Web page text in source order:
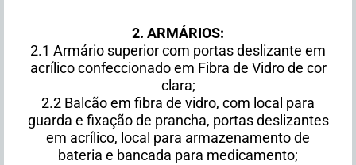
2. ARMÁRIOS:
2.1 Armário superior com portas deslizante em
acrílico confeccionado em Fibra de Vidro de cor
clara;
2.2 Balcão em fibra de vidro, com local para
guarda e fixação de prancha, portas deslizantes
em acrílico, local para armazenamento de
bateria e bancada para medicamento;